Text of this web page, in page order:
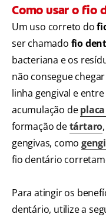
Como usar o fio
Um uso correto do
ser chamado fio
bacteriana e os
não consegue
linha gengival e
acumulação de
formação detártaro,
gengivas, como
fio dentário
Para atingir os
dentário, utilize a